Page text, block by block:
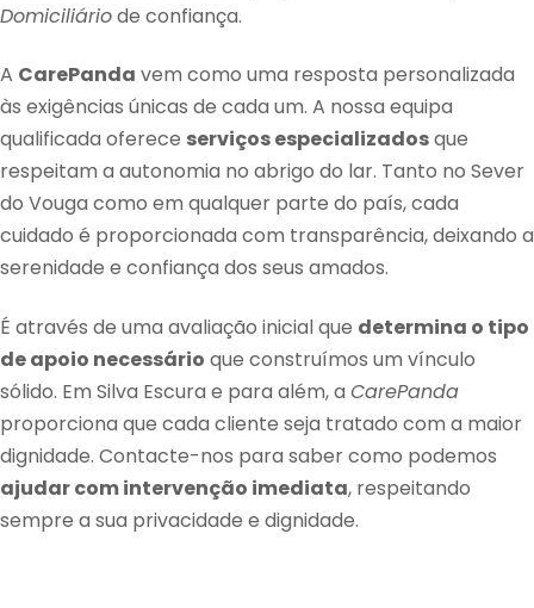
Domiciliáriode confiança.
A CarePanda vem como uma resposta personalizada
às exigências únicas de cada um. A nossa equipa
qualificada oferece serviços especializadosque
respeitam a autonomia no abrigo do lar. Tanto no Sever
do Vouga como em qualquer parte do país, cada
cuidado é proporcionada com transparência, deixando a
serenidade e confiança dos seus amados.
É através de uma avaliação inicial que determina o tipo
de apoio necessário que construímos um vínculo
sólido. Em Silva Escura e para além, a CarePanda
proporciona que cada cliente seja tratado com a maior
dignidade. Contacte-nos para saber como podemos
ajudar com intervenção imediata, respeitando
sempre a sua privacidade e dignidade.